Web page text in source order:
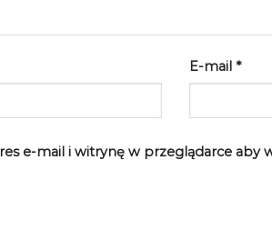
E-mail *
e-mail i witrynę w przeglądarce aby